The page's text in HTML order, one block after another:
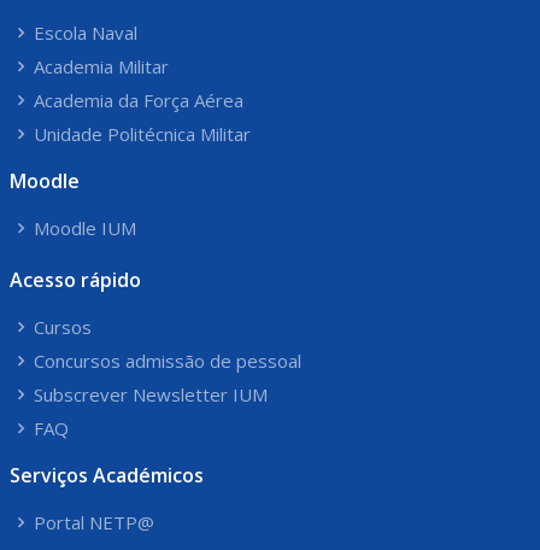
Escola Naval
Academia Militar
Academia da Força Aérea
Unidade Politécnica Militar
Moodle
Moodle IUM
Acesso rápido
Cursos
Concursos admissão de pessoal
Subscrever Newsletter IUM
FAQ
Serviços Académicos
Portal NETP@